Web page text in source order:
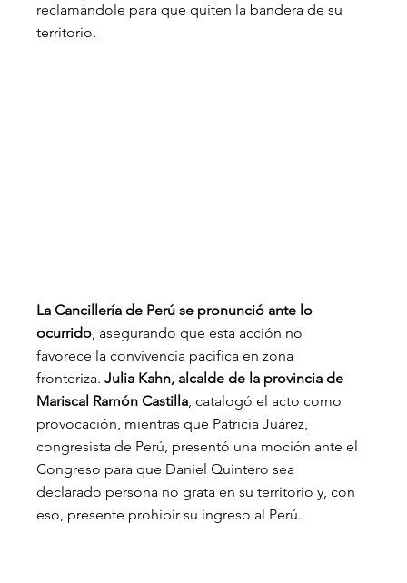
reclamándole para que quiten la bandera de su
territorio.
La Cancillería de Perú se pronunció ante lo
ocurrido , asegurando que esta acción no
favorece la convivencia pacífica en zona
fronteriza. Julia Kahn, alcalde de la provincia de
Mariscal Ramón Castilla , catalogó el acto como
provocación, mientras que Patricia Juárez,
congresista de Perú, presentó una moción ante el
Congreso para que Daniel Quintero sea
declarado persona no grata en su territorio y, con
eso, presente prohibir su ingreso al Perú.